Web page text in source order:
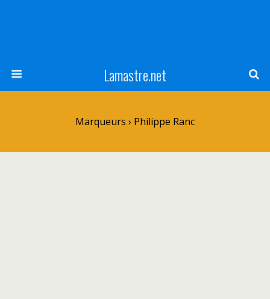
Lamastre.net
Marqueurs › Philippe Ranc